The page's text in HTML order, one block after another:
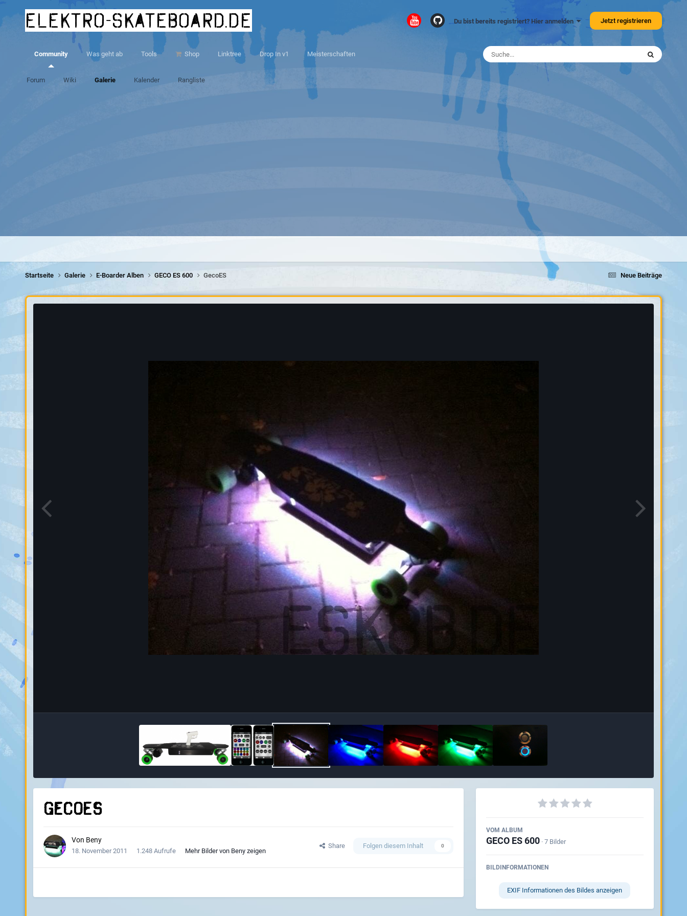
elektro-skateboard.de Du bist bereits registriert? Hier anmelden Jetzt registrieren
Community
Forum Wiki Galerie Kalender Rangliste
Was geht ab Tools Shop Linktree Drop In v1 Meisterschaften
Neue Beiträge
Startseite Galerie E-Boarder Alben GECO ES 600 GecoES
GecoES
Von Beny
18. November 2011 1.248 Aufrufe Mehr Bilder von Beny zeigen
Share Folgen diesem Inhalt 0
VOM ALBUM
GECO ES 600 · 7 Bilder
BILDINFORMATIONEN
EXIF Informationen des Bildes anzeigen